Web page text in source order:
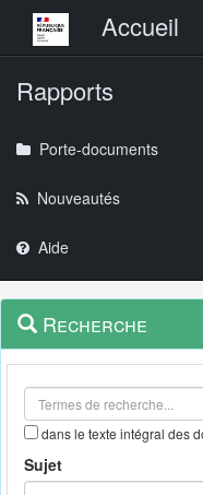
Menu principalAccueil
Rapports
Porte-documents
Nouveautés
Aide
Navigation
outils
Menu
contextuel
Recherche
dans le texte intégral des
Sujet